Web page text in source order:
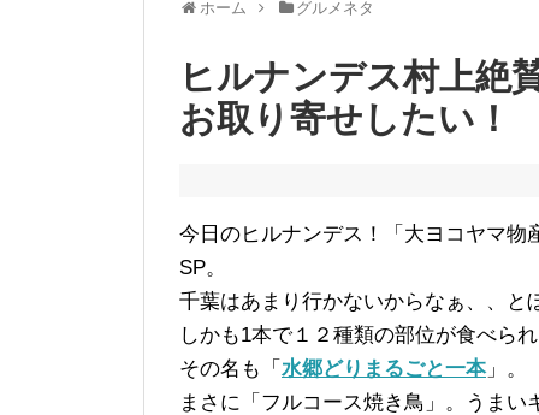
ホーム グルメネタ
ヒルナンデス村上絶
お取り寄せしたい！
今日のヒルナンデス！「大ヨコヤマ物
SP。
千葉はあまり行かないからなぁ、、と
しかも1本で１２種類の部位が食べら
その名も「 水郷どりまるごと一本」。
まさに「フルコース焼き鳥」。うまい